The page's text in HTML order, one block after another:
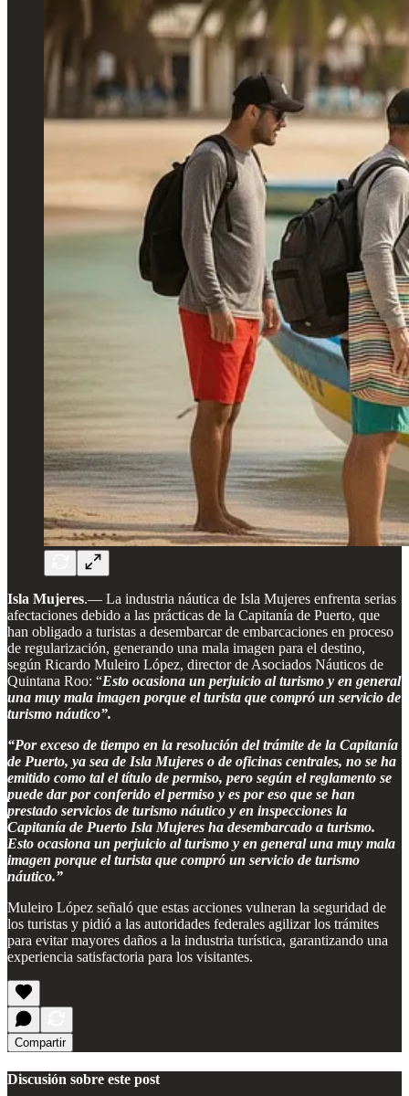
Isla Mujeres.— La industria náutica de Isla Mujeres enfrenta serias
afectaciones debido a las prácticas de la Capitanía de Puerto, que
han obligado a turistas a desembarcar de embarcaciones en proceso
de regularización, generando una mala imagen para el destino,
según Ricardo Muleiro López, director de Asociados Náuticos de
Quintana Roo: “Esto ocasiona un perjuicio al turismo y en general
una muy mala imagen porque el turista que compró un servicio de
turismo náutico”.
“Por exceso de tiempo en la resolución del trámite de la Capitanía
de Puerto, ya sea de Isla Mujeres o de oficinas centrales, no se ha
emitido como tal el título de permiso, pero según el reglamento se
puede dar por conferido el permiso y es por eso que se han
prestado servicios de turismo náutico y en inspecciones la
Capitanía de Puerto Isla Mujeres ha desembarcado a turismo.
Esto ocasiona un perjuicio al turismo y en general una muy mala
imagen porque el turista que compró un servicio de turismo
náutico.”
Muleiro López señaló que estas acciones vulneran la seguridad de
los turistas y pidió a las autoridades federales agilizar los trámites
para evitar mayores daños a la industria turística, garantizando una
experiencia satisfactoria para los visitantes.
Compartir
Discusión sobre este post